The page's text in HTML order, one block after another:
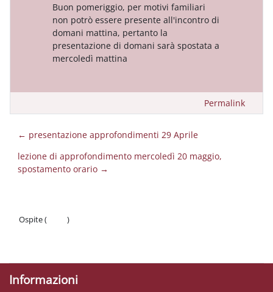
Buon pomeriggio, per motivi familiari
non potrò essere presente all'incontro di
domani mattina, pertanto la
presentazione di domani sarà spostata a
mercoledì mattina
Permalink
← presentazione approfondimenti 29 Aprile
lezione di approfondimento mercoledì 20 maggio,
spostamento orario →
Ospite (
)
Informazioni